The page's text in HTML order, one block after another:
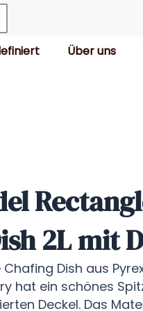
Über uns
2L mit
Dish aus
hat ein schönes
Deckel. Das